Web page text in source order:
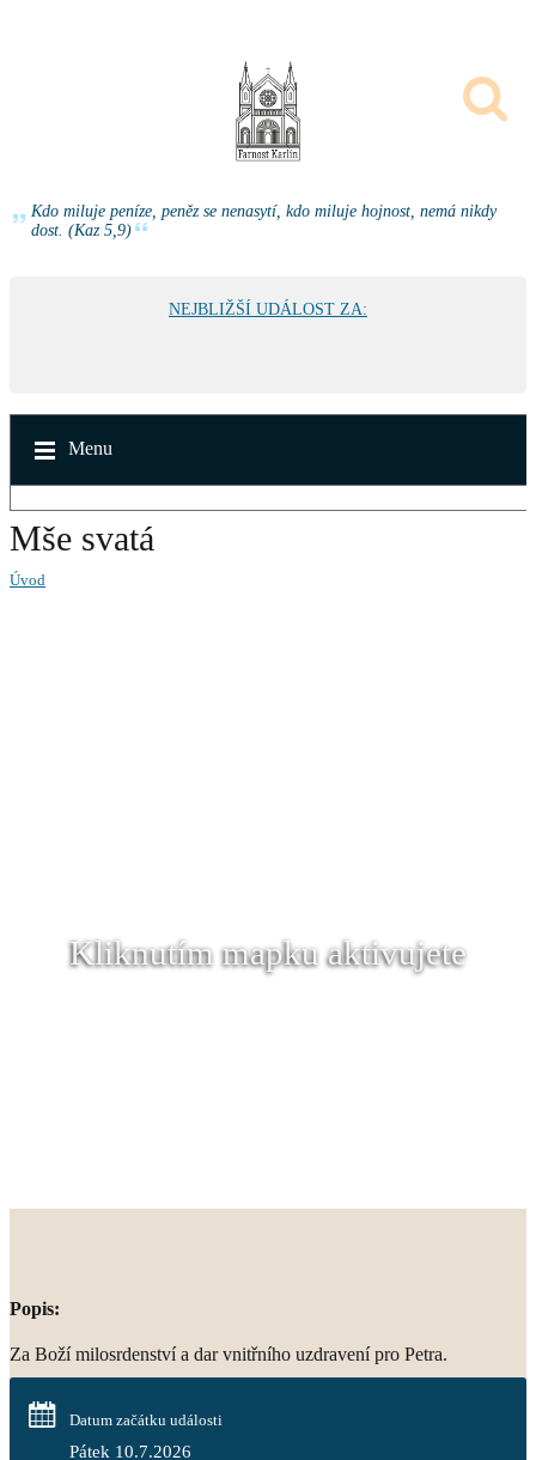
Kdo miluje peníze, peněz se nenasytí, kdo miluje hojnost, nemá nikdy
dost. (Kaz 5,9)
NEJBLIŽŠÍ UDÁLOST ZA:
Menu
Mše svatá
Úvod
Kliknutím mapku aktivujete
Popis:
Za Boží milosrdenství a dar vnitřního uzdravení pro Petra.
Datum začátku události
Pátek 10.7.2026